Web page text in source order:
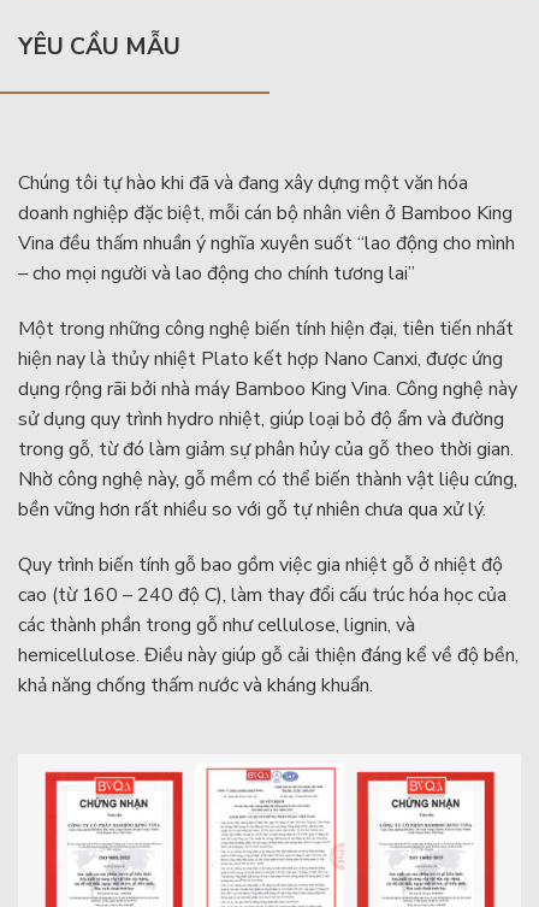
YÊU CẦU MẪU
Chúng tôi tự hào khi đã và đang xây dựng một văn hóa
doanh nghiệp đặc biệt, mỗi cán bộ nhân viên ở Bamboo King
Vina đều thấm nhuần ý nghĩa xuyên suốt “lao động cho mình
– cho mọi người và lao động cho chính tương lai”
Một trong những công nghệ biến tính hiện đại, tiên tiến nhất
hiện nay là thủy nhiệt Plato kết hợp Nano Canxi, được ứng
dụng rộng rãi bởi nhà máy Bamboo King Vina. Công nghệ này
sử dụng quy trình hydro nhiệt, giúp loại bỏ độ ẩm và đường
trong gỗ, từ đó làm giảm sự phân hủy của gỗ theo thời gian.
Nhờ công nghệ này, gỗ mềm có thể biến thành vật liệu cứng,
bền vững hơn rất nhiều so với gỗ tự nhiên chưa qua xử lý.
Quy trình biến tính gỗ bao gồm việc gia nhiệt gỗ ở nhiệt độ
cao (từ 160 – 240 độ C), làm thay đổi cấu trúc hóa học của
các thành phần trong gỗ như cellulose, lignin, và
hemicellulose. Điều này giúp gỗ cải thiện đáng kể về độ bền,
khả năng chống thấm nước và kháng khuẩn.